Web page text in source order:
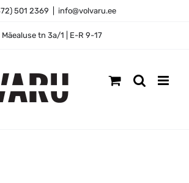
501 2369 info@volvaru.ee
Mäealuse tn 3a/1 | E-R 9-17